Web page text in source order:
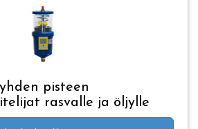
pisteen
rasvalle ja öljylle